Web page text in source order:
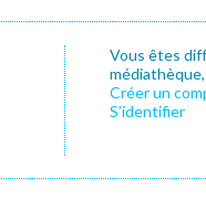
Vous êtes
Créer un
S’identifier